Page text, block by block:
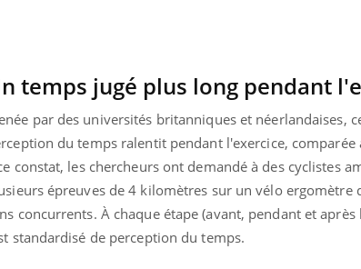
temps jugé plus long pendant
par des universités britanniques et néerlandaises,
du temps ralentit pendant l'exercice,
constat, les chercheurs ont demandé à des cyclistes
épreuves de 4 kilomètres sur un vélo
concurrents. À chaque étape (avant, pendant et
standardisé de perception du temps.
des Mains : se
Youtube
Youtube
Diabète & Ramadan